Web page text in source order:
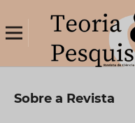
Sobre a Revista